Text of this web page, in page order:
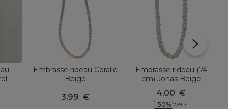
Embrasse rideau Coralie
Beige
3,99 €
Embrasse rideau (74
cm) Jonas Beige
4,00 €
-50% 7,99 €